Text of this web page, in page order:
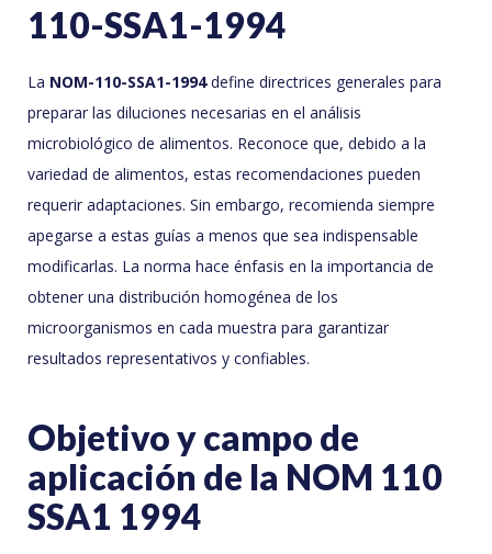
110-SSA1-1994
La NOM-110-SSA1-1994define directrices generales para
preparar las diluciones necesarias en el análisis
microbiológico de alimentos. Reconoce que, debido a la
variedad de alimentos, estas recomendaciones pueden
requerir adaptaciones. Sin embargo, recomienda siempre
apegarse a estas guías a menos que sea indispensable
modificarlas. La norma hace énfasis en la importancia de
obtener una distribución homogénea de los
microorganismos en cada muestra para garantizar
resultados representativos y confiables.
Objetivo y campo de
aplicación de la NOM 110
SSA1 1994